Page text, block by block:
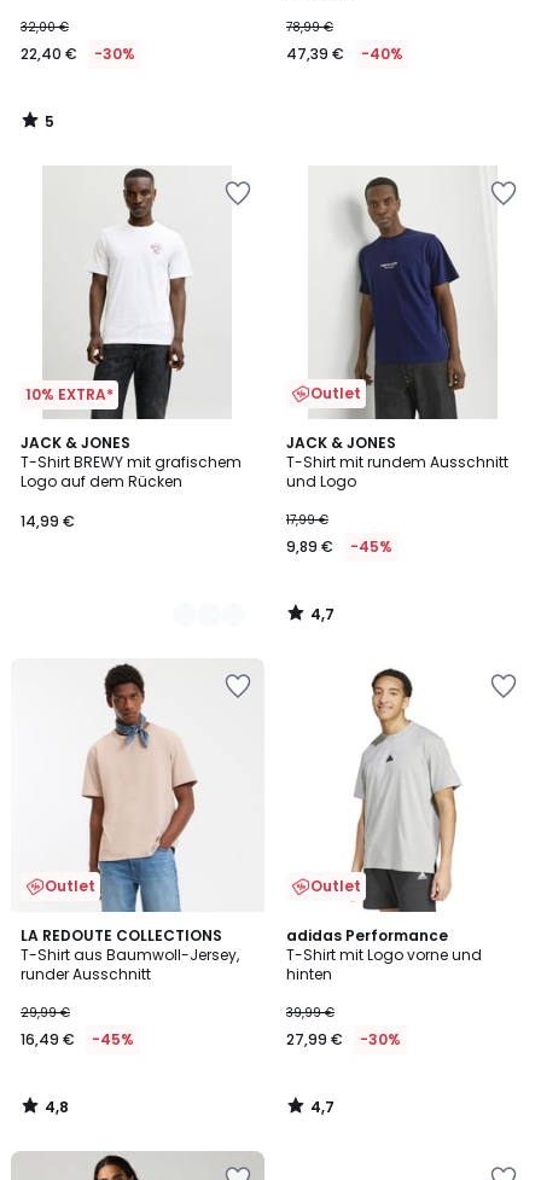
32,00 €
22,40 € -30%
5
/
78,99 €
47,39 € -40%
10% EXTRA*
JACK & JONES
T-Shirt BREWY mit grafischem
Logo auf dem Rücken
14,99 €
4
Farben
Outlet
JACK & JONES
T-Shirt mit rundem Ausschnitt
und Logo
17,99 €
9,89 € -45%
4,7
/ 5
4,7
/
Outlet
LA REDOUTE COLLECTIONS
T-Shirt aus Baumwoll-Jersey,
runder Ausschnitt
29,99 €
16,49 € -45%
4,8
/ 5
4,8
/
Outlet
adidas Performance
T-Shirt mit Logo vorne und
hinten
39,99 €
27,99 € -30%
4,7
/ 5
4,7
/